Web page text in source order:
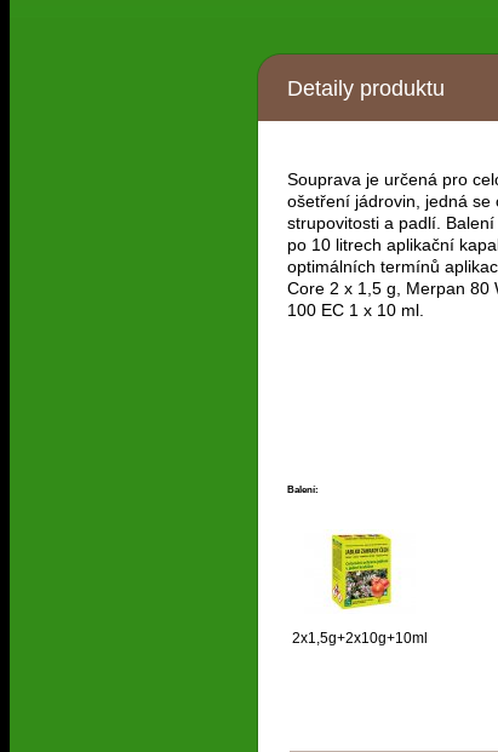
Detaily produktu
Souprava je určená pro
ošetření jádrovin, jedná se
strupovitosti a padlí.
po 10 litrech aplikační
optimálních termínů
Core 2 x 1,5 g, Merpan 80
100 EC 1 x 10 ml.
Balení:
2x1,5g+2x10g+10ml